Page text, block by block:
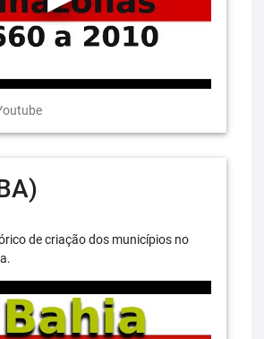
de criação dos municípios no